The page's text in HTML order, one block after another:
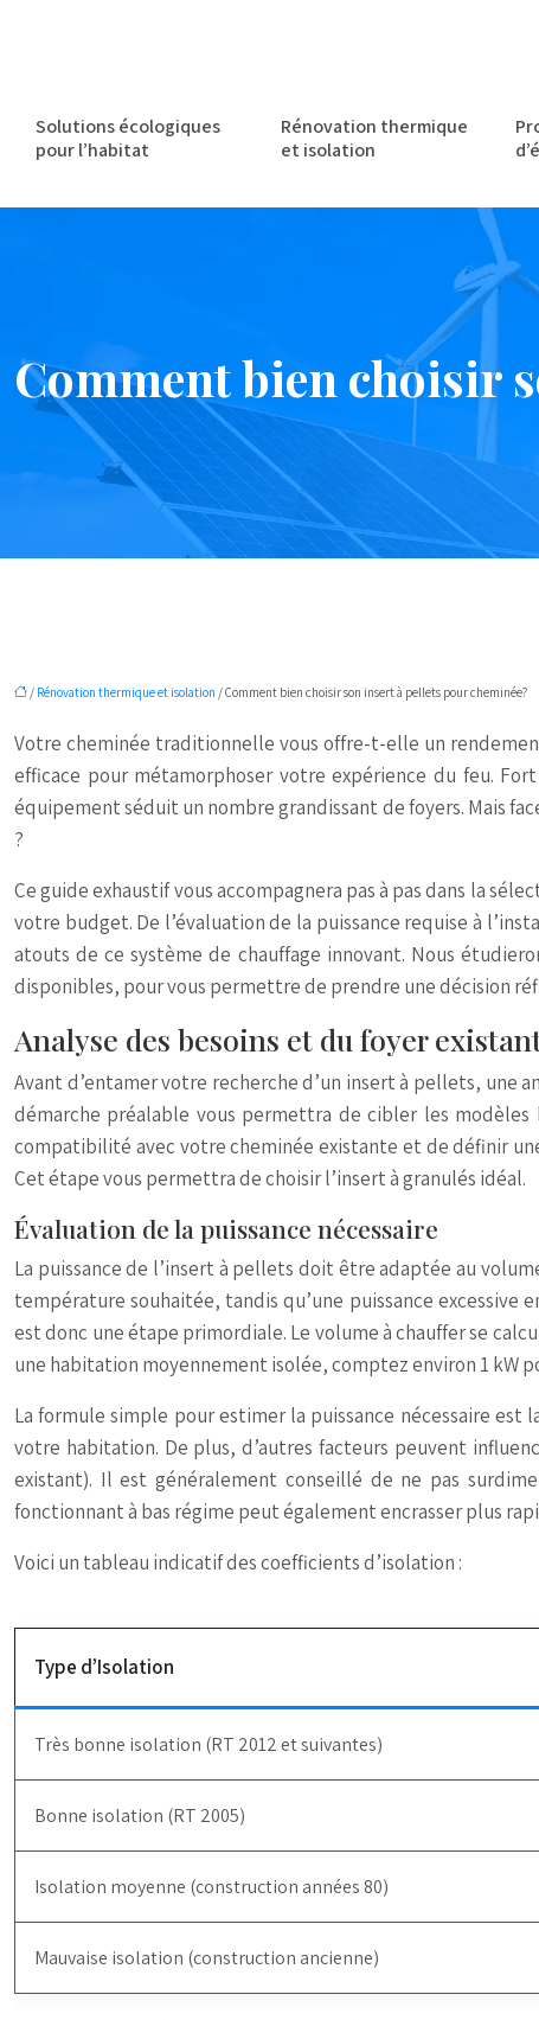
Solutions écologiques
pour l’habitat
Rénovation thermique
et isolation
Comment bien choisir
/ Rénovation thermique et isolation / Comment bien choisir son insert à pellets pour cheminée?
Votre cheminée traditionnelle vous offre-t-elle un
efficace pour métamorphoser votre expérience du feu.
équipement séduit un nombre grandissant de foyers. Mais
?
Ce guide exhaustif vous accompagnera pas à pas dans la
votre budget. De l’évaluation de la puissance requise à
atouts de ce système de chauffage innovant. Nous
disponibles, pour vous permettre de prendre une décision
Analyse des besoins et du foyer
Avant d’entamer votre recherche d’un insert à pellets, une
démarche préalable vous permettra de cibler les
compatibilité avec votre cheminée existante et de définir
Cet étape vous permettra de choisir l’insert à granulés idéal.
Évaluation de la puissance nécessaire
La puissance de l’insert à pellets doit être adaptée au
température souhaitée, tandis qu’une puissance excessive
est donc une étape primordiale. Le volume à chauffer se
une habitation moyennement isolée, comptez environ 1 kW
La formule simple pour estimer la puissance nécessaire est
votre habitation. De plus, d’autres facteurs peuvent
existant). Il est généralement conseillé de ne pas
fonctionnant à bas régime peut également encrasser plus
Voici un tableau indicatif des coefficients d’isolation :
Type d’Isolation
Très bonne isolation (RT 2012 et suivantes)
Bonne isolation (RT 2005)
Isolation moyenne (construction années 80)
Mauvaise isolation (construction ancienne)